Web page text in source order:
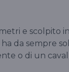
e scolpito
ha da sempre
o di un